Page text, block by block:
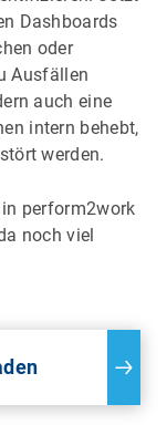
Dashboards
oder
Ausfällen
auch eine
intern behebt,
werden.
in perform2work
noch viel